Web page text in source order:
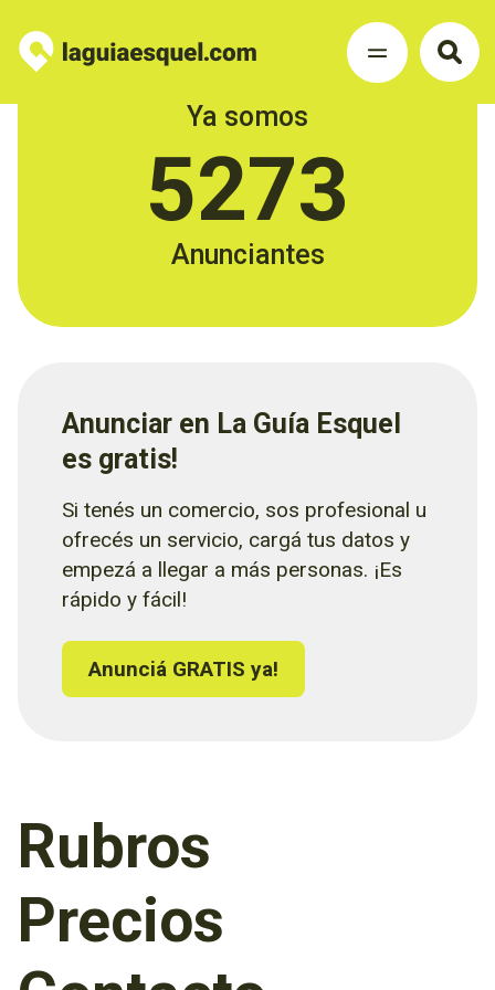
Ya somos
5273
Anunciantes
Anunciar en La Guía Esquel
es gratis!
Si tenés un comercio, sos profesional u
ofrecés un servicio, cargá tus datos y
empezá a llegar a más personas. ¡Es
rápido y fácil!
Anunciá GRATIS ya!
Rubros
Precios